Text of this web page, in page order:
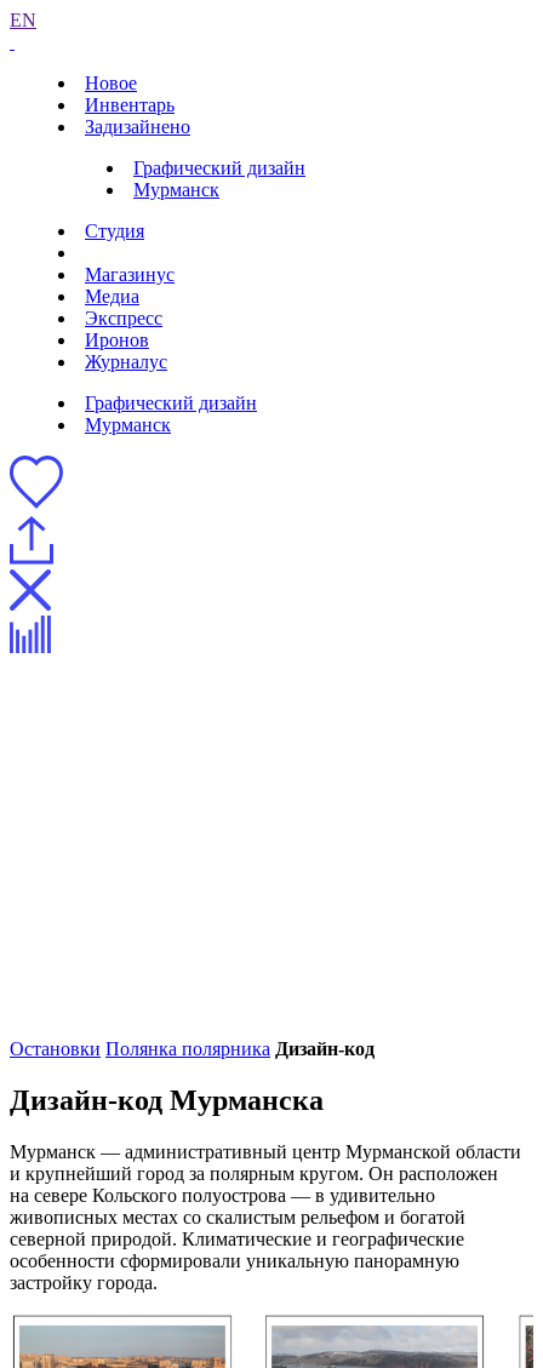
EN
Новое
Инвентарь
Задизайнено
Графический дизайн
Мурманск
Студия
Магазинус
Медиа
Экспресс
Иронов
Журналус
Графический дизайн
Мурманск
Остановки Полянка полярника Дизайн-код
Дизайн-код Мурманска
Мурманск — административный центр Мурманской области
и крупнейший город за полярным кругом. Он расположен
на севере Кольского полуострова — в удивительно
живописных местах со скалистым рельефом и богатой
северной природой. Климатические и географические
особенности сформировали уникальную панорамную
застройку города.